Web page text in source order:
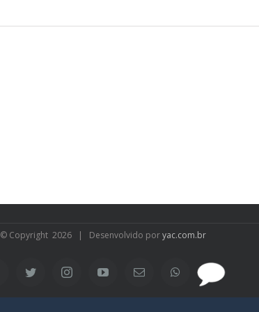
© Copyright 2026 | Desenvolvido poryac.com.br
FacebookTwitter InstagramYouTubeEmail WhatsApp
SAC